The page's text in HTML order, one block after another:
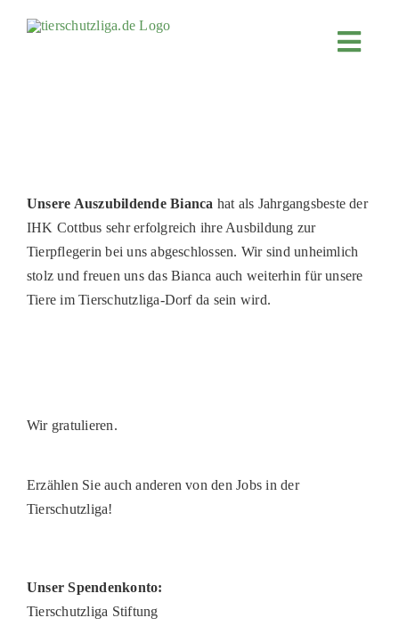
Unsere Auszubildende Bianca hat als Jahrgangsbeste der
IHK Cottbus sehr erfolgreich ihre Ausbildung zur
Tierpflegerin bei uns abgeschlossen. Wir sind unheimlich
stolz und freuen uns das Bianca auch weiterhin für unsere
Tiere im Tierschutzliga-Dorf da sein wird.
Wir gratulieren.
Erzählen Sie auch anderen von den Jobs in der
Tierschutzliga!
Unser Spendenkonto:
Tierschutzliga Stiftung